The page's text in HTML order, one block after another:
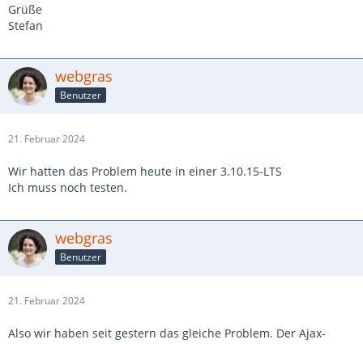
Grüße
Stefan
webgras
Benutzer
21. Februar 2024
Wir hatten das Problem heute in einer 3.10.15-LTS
Ich muss noch testen.
webgras
Benutzer
21. Februar 2024
Also wir haben seit gestern das gleiche Problem. Der Ajax-